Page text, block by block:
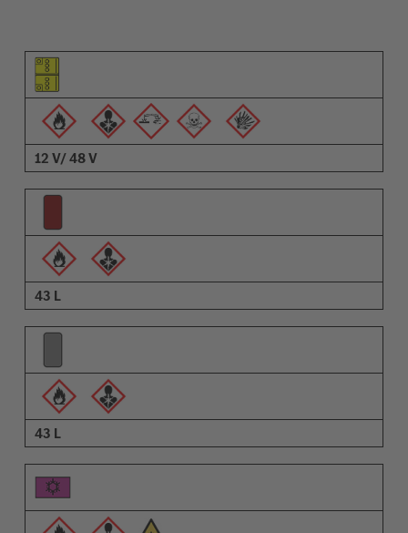
Piktogramm des Elements
Pictrogramme der Warnungen
Beschreibung
12 V/ 48 V
43 L
43 L